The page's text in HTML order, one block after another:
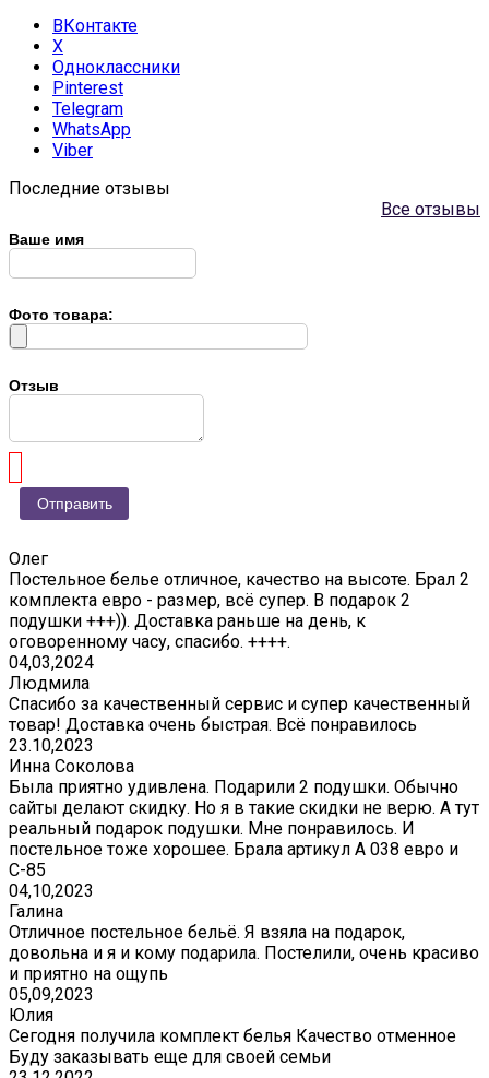
ВКонтакте
X
Одноклассники
Pinterest
Telegram
WhatsApp
Viber
Последние отзывы
Все отзывы
Ваше имя
Фото товара:
Отзыв
Олег
Постельное белье отличное, качество на высоте. Брал 2
комплекта евро - размер, всё супер. В подарок 2
подушки +++)). Доставка раньше на день, к
оговоренному часу, спасибо. ++++.
04,03,2024
Людмила
Спасибо за качественный сервис и супер качественный
товар! Доставка очень быстрая. Всё понравилось
23.10,2023
Инна Соколова
Была приятно удивлена. Подарили 2 подушки. Обычно
сайты делают скидку. Но я в такие скидки не верю. А тут
реальный подарок подушки. Мне понравилось. И
постельное тоже хорошее. Брала артикул А 038 евро и
С-85
04,10,2023
Галина
Отличное постельное бельё. Я взяла на подарок,
довольна и я и кому подарила. Постелили, очень красиво
и приятно на ощупь
05,09,2023
Юлия
Сегодня получила комплект белья Качество отменное
Буду заказывать еще для своей семьи